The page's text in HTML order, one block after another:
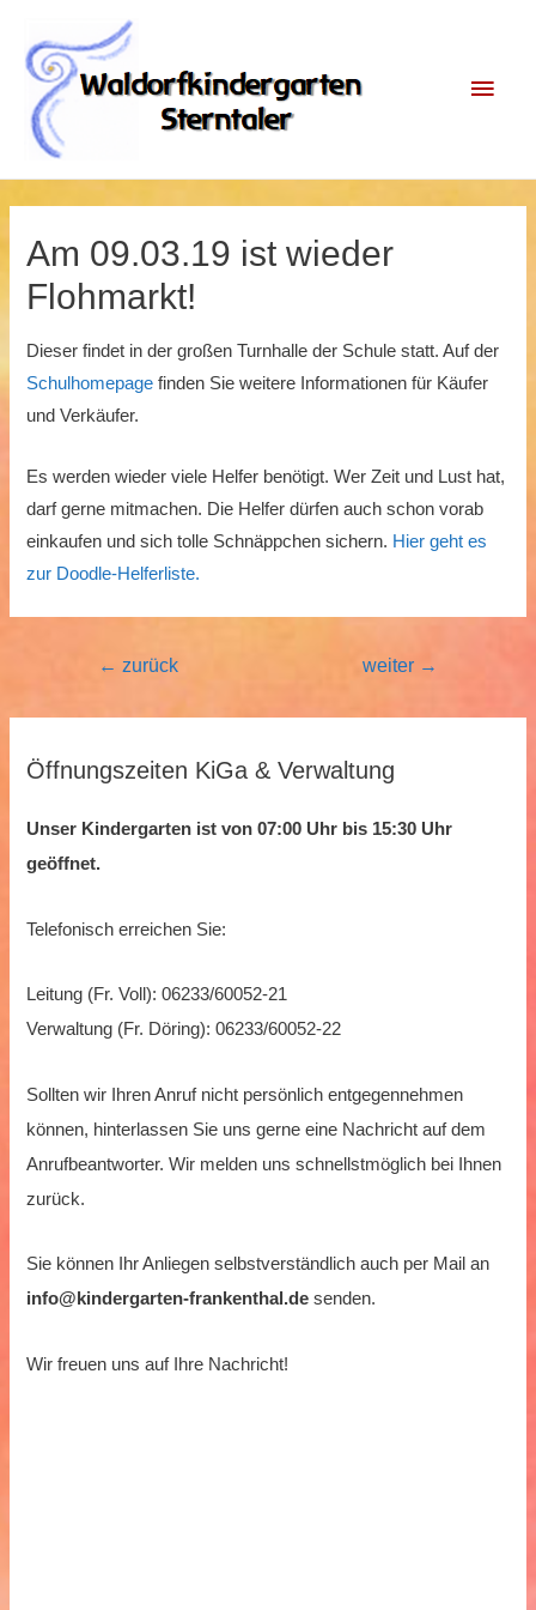
Inhalt
springen
Am 09.03.19 ist wieder
Flohmarkt!
Dieser findet in der großen Turnhalle der Schule statt. Auf der
Schulhomepage finden Sie weitere Informationen für Käufer
und Verkäufer.
Es werden wieder viele Helfer benötigt. Wer Zeit und Lust hat,
darf gerne mitmachen. Die Helfer dürfen auch schon vorab
einkaufen und sich tolle Schnäppchen sichern. Hier geht es
zur Doodle-Helferliste.
Beitragsnavigation
← zurück weiter →
Öffnungszeiten KiGa & Verwaltung
Unser Kindergarten ist von 07:00 Uhr bis 15:30 Uhr
geöffnet.
Telefonisch erreichen Sie:
Leitung (Fr. Voll): 06233/60052-21
Verwaltung (Fr. Döring): 06233/60052-22
Sollten wir Ihren Anruf nicht persönlich entgegennehmen
können, hinterlassen Sie uns gerne eine Nachricht auf dem
Anrufbeantworter. Wir melden uns schnellstmöglich bei Ihnen
zurück.
Sie können Ihr Anliegen selbstverständlich auch per Mail an
info@kindergarten-frankenthal.de senden.
Wir freuen uns auf Ihre Nachricht!